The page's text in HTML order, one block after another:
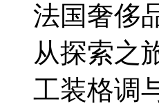
法国奢侈
从探索之
工装格调